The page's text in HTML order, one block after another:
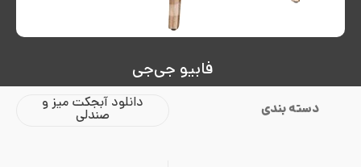
فابیو جی‌جی
دسته بندی دانلود آبجکت میز و
صندلی